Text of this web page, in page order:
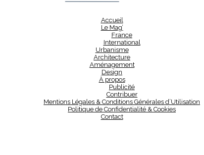
Accueil
Le Mag’
France
International
Urbanisme
Architecture
Aménagement
Design
À propos
Publicité
Contribuer
Mentions Légales & Conditions Générales d’Utilisation
Politique de Confidentialité & Cookies
Contact